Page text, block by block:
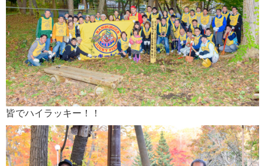
皆でハイラッキー！！